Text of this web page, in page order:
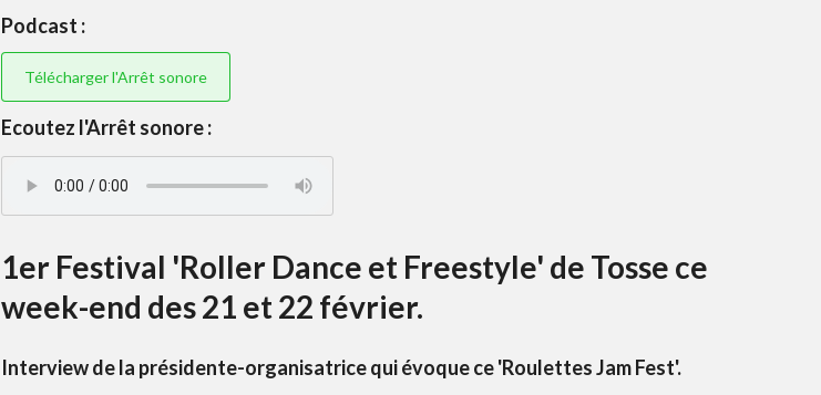
Podcast :
Télécharger l'Arrêt sonore
Ecoutez l'Arrêt sonore :
1er Festival 'Roller Dance et Freestyle' de Tosse ce
week-end des 21 et 22 février.
Interview de la présidente-organisatrice qui évoque ce 'Roulettes Jam Fest'.